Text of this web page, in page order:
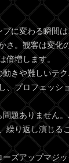
に変わる瞬間
さ。観客は変化
増します。
きや難しいテ
、プロフェッシ
題ありません
繰り返し演じる
ズアップマジ